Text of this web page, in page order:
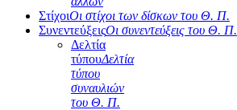
ΣτίχοιΟι στίχοι των δίσκων του Θ. Π.
ΣυνεντεύξειςΟι συνεντεύξεις του Θ. Π.
Δελτία
τύπουΔελτία
τύπου
συναυλιών
του Θ. Π.